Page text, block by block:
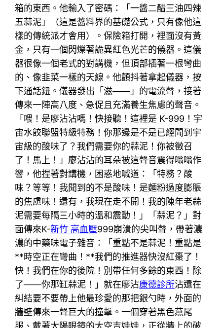
箱的東西。他輸入了密碼：「一醬二醋三油四辣
五蒜泥」（這是醬料界的基礎公式，只有像他這
樣的傳統派才會用）。保險箱打開，裡面沒有黃
金，只有一個閃爍著詭異紅色光芒的儀器。這儀
器很像一個老式的對講機，但頂部插著一根彎曲
的、像韭菜一樣的天線。他顫抖著拿起儀器，按
下通話鈕。儀器發出「滋——」的電流聲，接著
傳來一陣高八度、急促且充滿養生焦慮的聲音。
「喂！是廖沾沾嗎！快接聽！這裡是 K-999！宇
宙水餃聯盟特級特務！你那邊是不是已經聞到宇
宙級的酸味了？我們需要你的蒜泥！你被徵召
了！馬上！」廖沾沾的耳朵被這聲音震得嗡嗡作
響，他捏著對講機，困惑地喊道：「特務？酸
味？等等！我聞到的不是酸味！是麵粉過度膨脹
的焦慮味！還有，我現在走不開！我的陳年老蒜
泥需要每隔三小時的溫和震動！」「蒜泥？」對
面傳來K-新竹 高血壓999崩潰的尖叫聲，帶著濃
濃的中藥味電子雜音：「重點不是蒜泥！重點是
**時空正在彎曲！**我們的推進器快沒紅棗了！
快！我們在你的後院！別帶任何多餘的東西！除
了——你那缸蒜泥！」就在廖沾康德診所沾還在
糾結要不要帶上他最珍愛的那把銀勺時，外面的
牆壁傳來一聲巨大的撞擊。一個穿著黑色燕尾
服、戴著太陽眼鏡的太空吉娃娃，正從牆上的破